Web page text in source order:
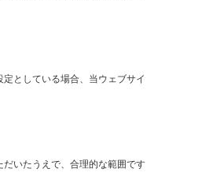
としている場合、当ウェブサイ
いたうえで、合理的な範囲です